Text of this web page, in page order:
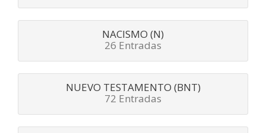
NACISMO (N)
26 Entradas
NUEVO TESTAMENTO (BNT)
72 Entradas